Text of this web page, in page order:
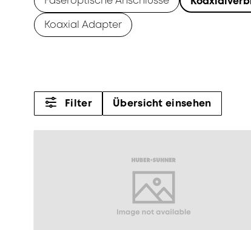
Koaxial Adapter
Filter Übersicht einsehen